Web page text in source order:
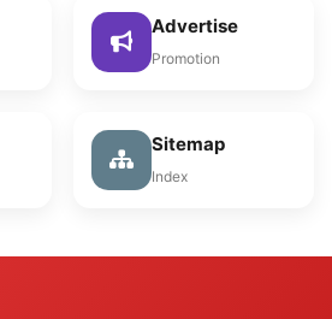
Advertise
Promotion
Sitemap
Index